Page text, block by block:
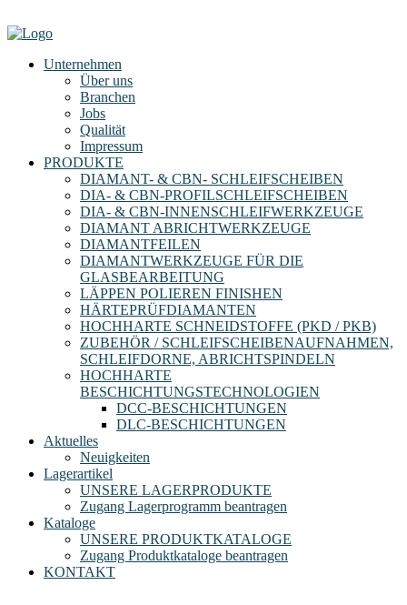
Unternehmen
Über uns
Branchen
Jobs
Qualität
Impressum
PRODUKTE
DIAMANT- & CBN- SCHLEIFSCHEIBEN
DIA- & CBN-PROFILSCHLEIFSCHEIBEN
DIA- & CBN-INNENSCHLEIFWERKZEUGE
DIAMANT ABRICHTWERKZEUGE
DIAMANTFEILEN
DIAMANTWERKZEUGE FÜR DIE
GLASBEARBEITUNG
LÄPPEN POLIEREN FINISHEN
HÄRTEPRÜFDIAMANTEN
HOCHHARTE SCHNEIDSTOFFE (PKD / PKB)
ZUBEHÖR / SCHLEIFSCHEIBENAUFNAHMEN,
SCHLEIFDORNE, ABRICHTSPINDELN
HOCHHARTE
BESCHICHTUNGSTECHNOLOGIEN
DCC-BESCHICHTUNGEN
DLC-BESCHICHTUNGEN
Aktuelles
Neuigkeiten
Lagerartikel
UNSERE LAGERPRODUKTE
Zugang Lagerprogramm beantragen
Kataloge
UNSERE PRODUKTKATALOGE
Zugang Produktkataloge beantragen
KONTAKT